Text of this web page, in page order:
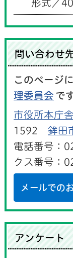
形式／
問い合わせ
このページ
理委員会 で
市役所本庁
1592 鉾田
電話番号：
クス番号：
メールでの
アンケート